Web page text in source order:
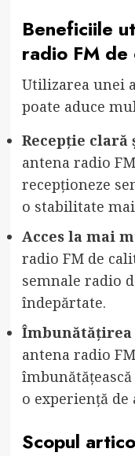
Beneficiile
radio FM
Utilizarea unei
poate aduce
Recepție
antena radio
recepționeze
o stabilitate
Acces la mai
radio FM de
semnale radio
îndepărtate.
antena radio
o experiență
Scopul